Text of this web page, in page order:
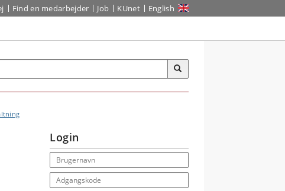
Find en medarbejder Job KUnet English
Login
Email address
Adgangskode